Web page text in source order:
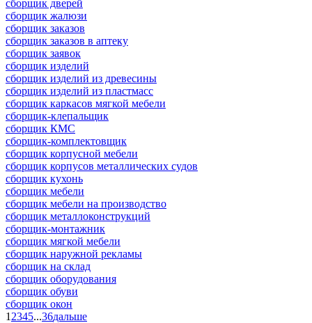
сборщик дверей
сборщик жалюзи
сборщик заказов
сборщик заказов в аптеку
сборщик заявок
сборщик изделий
сборщик изделий из древесины
сборщик изделий из пластмасс
сборщик каркасов мягкой мебели
сборщик-клепальщик
сборщик КМС
сборщик-комплектовщик
сборщик корпусной мебели
сборщик корпусов металлических судов
сборщик кухонь
сборщик мебели
сборщик мебели на производство
сборщик металлоконструкций
сборщик-монтажник
сборщик мягкой мебели
сборщик наружной рекламы
сборщик на склад
сборщик оборудования
сборщик обуви
сборщик окон
1 2345...36дальше